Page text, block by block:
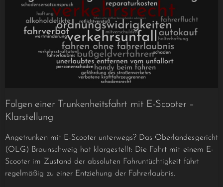
Folgen einer Trunkenheitsfahrt mit E-Scooter –
Klarstellung
Angetrunken mit E-Scooter unterwegs? Das Oberlandesgericht
(OLG) Braunschweig hat klargestellt: Die Fahrt mit einem E-
Scooter im Zustand der absoluten Fahruntüchtigkeit führt
regelmäßig zu einer Entziehung der Fahrerlaubnis.